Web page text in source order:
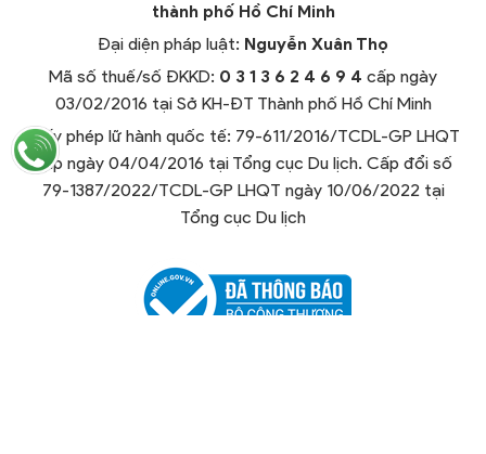
thành phố Hồ Chí Minh
Đại diện pháp luật: Nguyễn Xuân Thọ
Mã số thuế/số ĐKKD: 0 3 1 3 6 2 4 6 9 4 cấp ngày
03/02/2016 tại Sở KH-ĐT Thành phố Hồ Chí Minh
Giấy phép lữ hành quốc tế: 79-611/2016/TCDL-GP LHQT
cấp ngày 04/04/2016 tại Tổng cục Du lịch. Cấp đổi số
79-1387/2022/TCDL-GP LHQT ngày 10/06/2022 tại
Tổng cục Du lịch